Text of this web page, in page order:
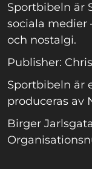
Sportbibeln är
sociala medier
och nostalgi.
Publisher:
Sportbibeln är
produceras av
Birger